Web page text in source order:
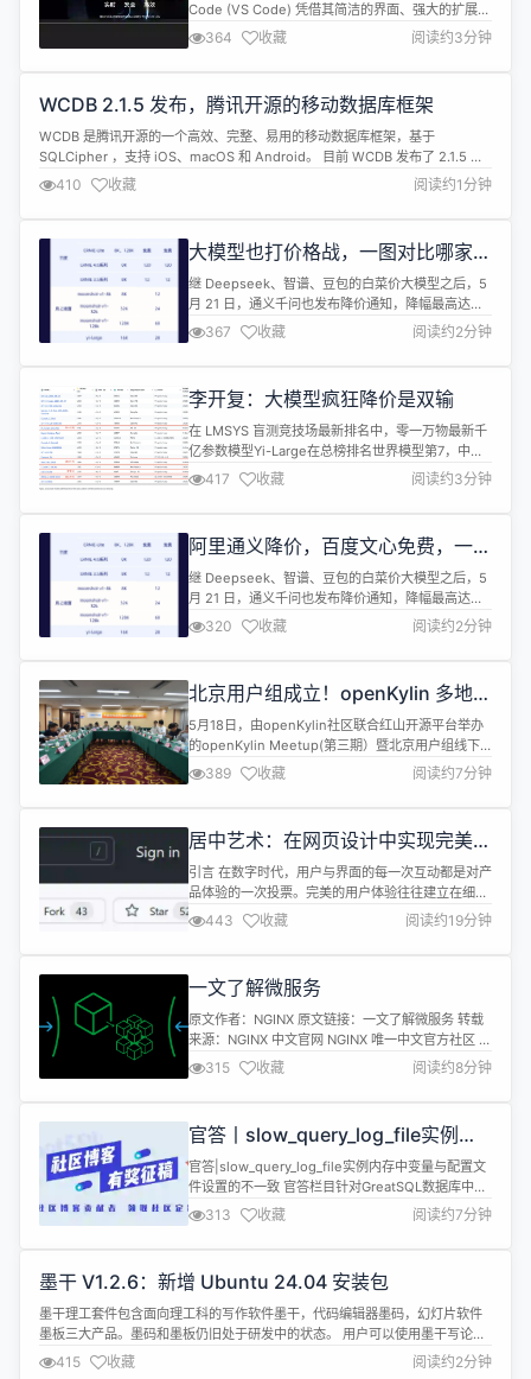
Code (VS Code) 凭借其简洁的界面、强大的扩展生
态和高效的编辑功能，赢得了广大开发者的青睐。
OneOS作为国产化嵌入式物联网操作系统，具有可
裁剪、跨平台、低功耗、高安全等特点，支持ARM
容POSIX、CMSIS等标准接口，支持...
364 收藏 阅读约3分钟
WCDB 2.1.5 发布，腾讯开源的移动数据库框架
WCDB 是腾讯开源的一个高效、完整、易用的移动数据库框架，基于
SQLCipher ，支持 iOS、macOS 和 Android。 目前 WCDB 发布了 2.1.5 版
本，此版本的主要变更如下： 支持 WCDB Java/Kotlin 中的旧版 mmicu
tokenizer 支持回滚压缩 提高 vacuum 的性能 将 valueOr 接口添加到 O...
410 收藏 阅读约1分钟
大模型也打价格战，一图对比哪家最
具性价比？
继 Deepseek、智谱、豆包的白菜价大模型之后，5
月 21 日，通义千问也发布降价通知，降幅最高达
97%，百度迅速跟进直接宣布 2 款模型永久免费，大
模型价格战进入白热化阶段！ 现在，1 块钱就能让大
模型写 1 万条 350 个字的小红书，或者读三本《三
充 50 块钱能用好几年。 只要模型质量不降低...
367 收藏 阅读约2分钟
李开复：大模型疯狂降价是双输
在 LMSYS 盲测竞技场最新排名中，零一万物最新千
亿参数模型Yi-Large在总榜排名世界模型第7，中国
大模型中第一，已经超过Llama-3-70B、Claude 3
Sonnet。在文分榜中，Yi-Large 与 GPT-4o 并列世
界第一。除了零一万物的 Yi-Large 之外，通义千
体提问...
417 收藏 阅读约3分钟
阿里通义降价，百度文心免费，一图
对比谁是最具性价比大模型？
继 Deepseek、智谱、豆包的白菜价大模型之后，5
月 21 日，通义千问也发布降价通知，降幅最高达
97%，百度迅速跟进直接宣布 2 款模型永久免费，大
模型价格战进入白热化阶段！ 现在，1 块钱就能让大
模型写 1 万条 350 个字的小红书，或者读三本《三
充 50 块钱能用好几年。 只要模型质量不降低...
320 收藏 阅读约2分钟
北京用户组成立！openKylin 多地用
户组火热招募中
5月18日，由openKylin社区联合红山开源平台举办
的openKylin Meetup(第三期）暨北京用户组线下
沙龙在北京君颐润华酒店圆满举行。此次活动围绕开
源社区治理、操作系统发展、开源合规应用实践等话
题，邀请领域专家及广大北京地区社区用户进行了交
山开源平台作为北京用户组组长单位，将协同用户组
成员...
389 收藏 阅读约7分钟
居中艺术：在网页设计中实现完美居
中布局的挑战与解决方案
引言 在数字时代，用户与界面的每一次互动都是对产
品体验的一次投票。完美的用户体验往往建立在细节
之上，而对齐——尤其是居中布局——是这些细节中
的关键一环。居中布局不仅仅是一种视觉美学的追
求，它更是一种信息呈现的逻辑，能够引导用户的注
在其个人博客上发表的文章《计算机科学里最大的难
题：居中显示》中所讲，实现完美...
443 收藏 阅读约19分钟
一文了解微服务
原文作者：NGINX 原文链接：一文了解微服务 转载
来源：NGINX 中文官网 NGINX 唯一中文官方社区 ，
尽在nginx.org.cn 微服务是一种使用多个小组件构
建复杂应用的方法。本文介绍了它的工作原理、优缺
点及其可带来的优势。 什么是微服务？ 微服务是一
份验证、通知或支付处理）构建大型复杂应用的软件
架构...
315 收藏 阅读约8分钟
官答丨slow_query_log_file实例内
存中变量与配置文件设置的不一致
官答|slow_query_log_file实例内存中变量与配置文
件设置的不一致 官答栏目针对GreatSQL数据库中的
问题，选取官方论坛和讨论群中的典型提问进行深入
解答。内容涵盖数据库安装部署、配置优化、故障排
查、性能测试等方面。 在文章中，我们不仅提供解决
对GreatSQL数据库的理解能力。 如果你在管理、
使...
313 收藏 阅读约7分钟
墨干 V1.2.6：新增 Ubuntu 24.04 安装包
墨干理工套件包含面向理工科的写作软件墨干，代码编辑器墨码，幻灯片软件
墨板三大产品。墨码和墨板仍旧处于研发中的状态。 用户可以使用墨干写论
文、写书、制作试卷、制作幻灯片、写科技类的笔记。 新功能 安装包：增加了
对 Ubuntu 24.04 的支持 幻灯片：支持幻灯片上下移动 by woutersj 用户界
415 收藏 阅读约2分钟